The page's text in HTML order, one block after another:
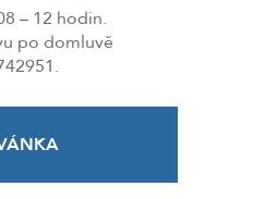
– 12 hodin.
po domluvě